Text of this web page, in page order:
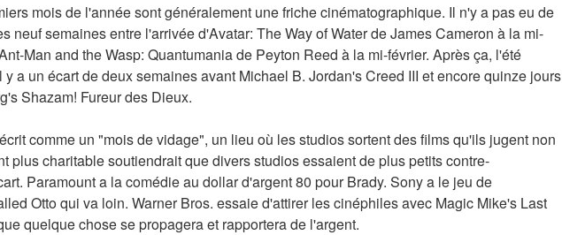
mois de l'année sont généralement une friche cinématographique. Il n'y a pas eu de
neuf semaines entre l'arrivée d'Avatar: The Way of Water de James Cameron à la mi-
Man and the Wasp: Quantumania de Peyton Reed à la mi-février. Après ça, l'été
a un écart de deux semaines avant Michael B. Jordan's Creed III et encore quinze jours
Shazam! Fureur des Dieux.
comme un "mois de vidage", un lieu où les studios sortent des films qu'ils jugent non
plus charitable soutiendrait que divers studios essaient de plus petits contre-
Paramount a la comédie au dollar d'argent 80 pour Brady. Sony a le jeu de
Otto qui va loin. Warner Bros. essaie d'attirer les cinéphiles avec Magic Mike's Last
quelque chose se propagera et rapportera de l'argent.